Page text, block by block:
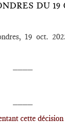
DU 19
19 oct.
cette décision